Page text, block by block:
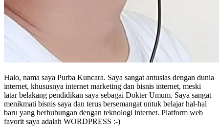
Halo, nama saya Purba Kuncara. Saya sangat antusias dengan dunia
internet, khususnya internet marketing dan bisnis internet, meski
latar belakang pendidikan saya sebagai Dokter Umum. Saya sangat
menikmati bisnis saya dan terus bersemangat untuk belajar hal-hal
baru yang berhubungan dengan teknologi internet. Platform web
favorit saya adalah WORDPRESS :-)